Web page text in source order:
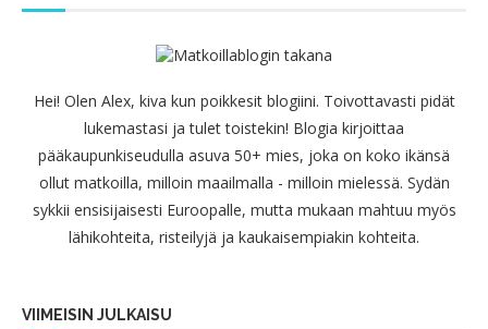
Hei! Olen Alex, kiva kun poikkesit blogiini. Toivottavasti pidät
lukemastasi ja tulet toistekin! Blogia kirjoittaa
pääkaupunkiseudulla asuva 50+ mies, joka on koko ikänsä
ollut matkoilla, milloin maailmalla - milloin mielessä. Sydän
sykkii ensisijaisesti Euroopalle, mutta mukaan mahtuu myös
lähikohteita, risteilyjä ja kaukaisempiakin kohteita.
VIIMEISIN JULKAISU